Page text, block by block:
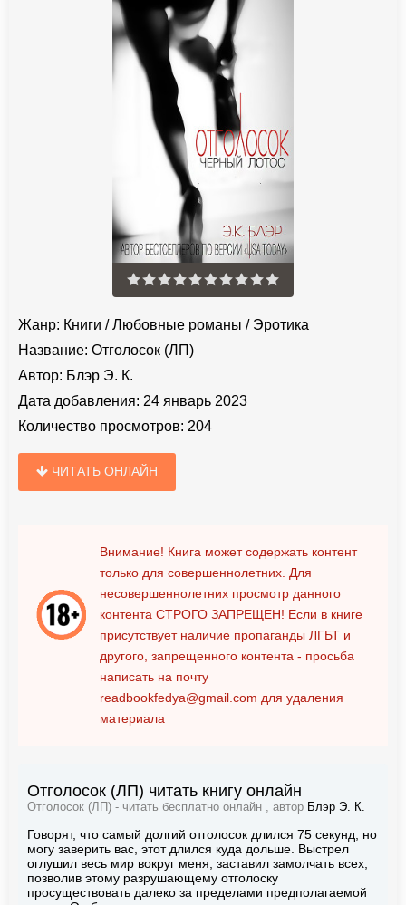
Жанр: Книги /Любовные романы / Эротика
Название: Отголосок (ЛП)
Автор: Блэр Э. К.
Дата добавления: 24 январь 2023
Количество просмотров: 204
ЧИТАТЬ ОНЛАЙН
Внимание! Книга может содержать контент
только для совершеннолетних. Для
несовершеннолетних просмотр данного
контента СТРОГО ЗАПРЕЩЕН! Если в книге
присутствует наличие пропаганды ЛГБТ и
другого, запрещенного контента - просьба
написать на почту
readbookfedya@gmail.com для удаления
материала
Отголосок (ЛП) читать книгу онлайн
Отголосок (ЛП) - читать бесплатно онлайн , автор Блэр Э. К.
Говорят, что самый долгий отголосок длился 75 секунд, но
могу заверить вас, этот длился куда дольше. Выстрел
оглушил весь мир вокруг меня, заставил замолчать всех,
позволив этому разрушающему отголоску
просуществовать далеко за пределами предполагаемой